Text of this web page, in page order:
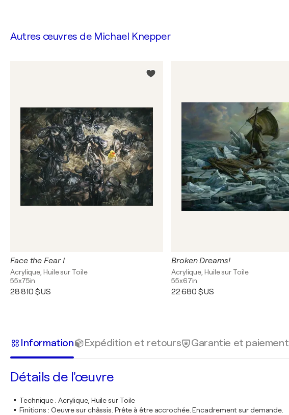
Autres œuvres de Michael Knepper
Face the Fear I
Acrylique, Huile sur Toile
55x75in
28 810 $US
Broken Dreams!
Acrylique, Huile sur Toile
55x67in
22 680 $US
Information Expédition et retours Garantie et paiement
Détails de l'œuvre
Technique: Acrylique, Huile sur Toile
Finitions : Oeuvre sur châssis. Prête à être accrochée. Encadrement sur demande.